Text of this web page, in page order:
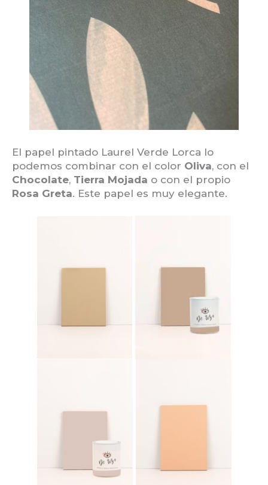
El papel pintado Laurel Verde Lorca lo
podemos combinar con el color Oliva, con el
Chocolate, Tierra Mojada o con el propio
Rosa Greta. Este papel es muy elegante.